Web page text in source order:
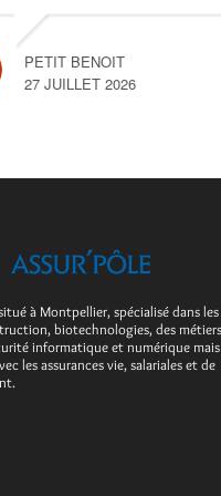
PETIT BENOIT
27 JUILLET 2026
à Montpellier, spécialisé dans les
biotechnologies, des métiers
informatique et numérique mais
les assurances vie, salariales et de